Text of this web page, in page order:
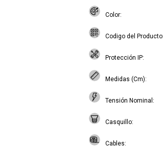
Color
Codigo del Producto
Protección IP
Medidas (Cm)
Tensión Nominal
Casquillo
Cables